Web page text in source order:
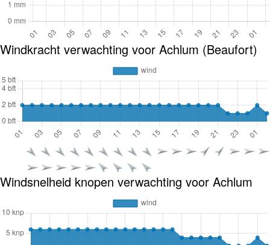
Windkracht verwachting voor Achlum (Beaufort)
Windsnelheid knopen verwachting voor Achlum